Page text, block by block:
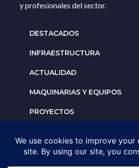
y profesionales del sector.
DESTACADOS
INFRAESTRUCTURA
ACTUALIDAD
MAQUINARIAS Y EQUIPOS
PROYECTOS
Solicita un